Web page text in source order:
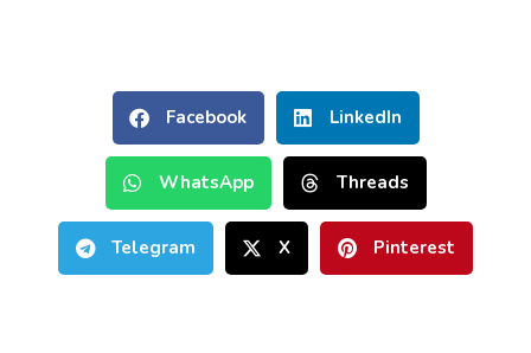
Facebook LinkedIn
WhatsApp Threads
Telegram X Pinterest